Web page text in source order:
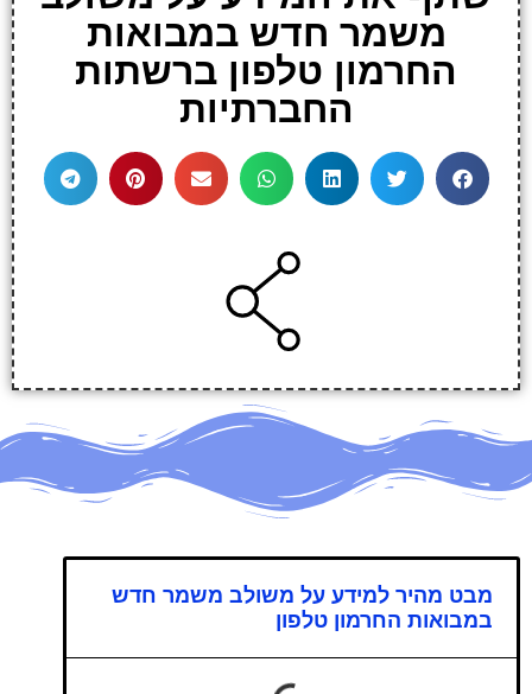
משמר חדש במבואות
החרמון טלפון ברשתות
החברתיות
מבט מהיר למידע על משולב משמר חדש
במבואות החרמון טלפון